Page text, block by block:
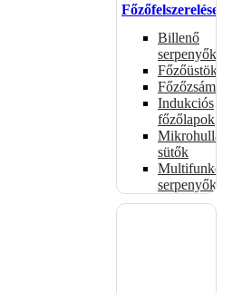
Főzőfelszerelések
Billenő
serpenyők
Főzőüstök
Főzőzsámolyok
Indukciós
főzőlapok
Mikrohullámú
sütők
Multifunkciós
serpenyők